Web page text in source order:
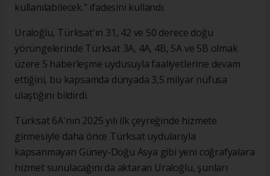
kullanılabilecek." ifadesini kullandı.
Uraloğlu, Türksat'ın 31, 42 ve 50 derece doğu
yörüngelerinde Türksat 3A, 4A, 4B, 5A ve 5B olmak
üzere 5 haberleşme uydusuyla faaliyetlerine devam
ettiğini, bu kapsamda dünyada 3,5 milyar nüfusa
ulaştığını bildirdi.
Türksat 6A'nın 2025 yılı ilk çeyreğinde hizmete
girmesiyle daha önce Türksat uydularıyla
kapsanmayan Güney-Doğu Asya gibi yeni coğrafyalara
hizmet sunulacağını da aktaran Uraloğlu, şunları